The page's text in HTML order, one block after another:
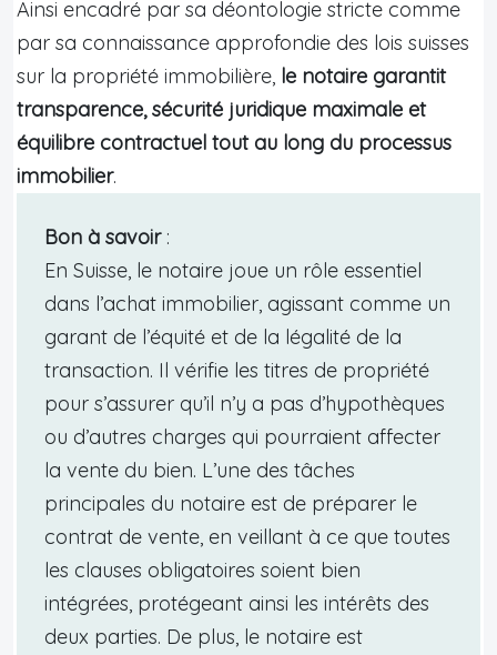
Ainsi encadré par sa déontologie stricte comme
par sa connaissance approfondie des lois suisses
sur la propriété immobilière, le notaire garantit
transparence, sécurité juridique maximale et
équilibre contractuel tout au long du processus
immobilier.
Bon à savoir:
En Suisse, le notaire joue un rôle essentiel
dans l’achat immobilier, agissant comme un
garant de l’équité et de la légalité de la
transaction. Il vérifie les titres de propriété
pour s’assurer qu’il n’y a pas d’hypothèques
ou d’autres charges qui pourraient affecter
la vente du bien. L’une des tâches
principales du notaire est de préparer le
contrat de vente, en veillant à ce que toutes
les clauses obligatoires soient bien
intégrées, protégeant ainsi les intérêts des
deux parties. De plus, le notaire est